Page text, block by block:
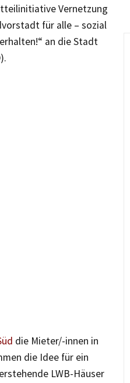
Vernetzung
für alle – sozial
an die Stadt
die Mieter/-innen in
die Idee für ein
LWB-Häuser